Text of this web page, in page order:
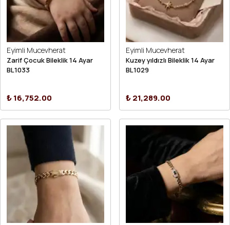
Eyimli Mucevherat
Zarif Çocuk Bileklik 14 Ayar
BL1033
₺ 16,752.00
Eyimli Mucevherat
Kuzey yıldızlı Bileklik 14 Ayar
BL1029
₺ 21,289.00